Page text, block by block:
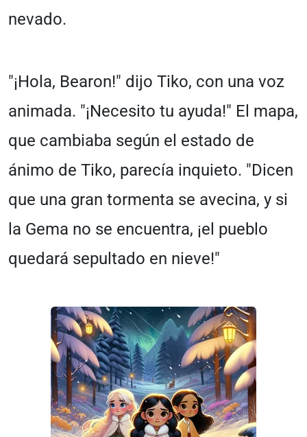
nevado.
"¡Hola, Bearon!" dijo Tiko, con una voz
animada. "¡Necesito tu ayuda!" El mapa,
que cambiaba según el estado de
ánimo de Tiko, parecía inquieto. "Dicen
que una gran tormenta se avecina, y si
la Gema no se encuentra, ¡el pueblo
quedará sepultado en nieve!"